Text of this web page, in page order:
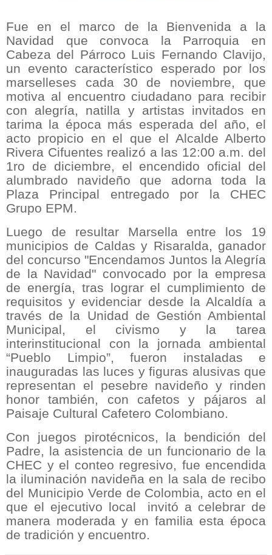
Fue en el marco de la Bienvenida a la
Navidad que convoca la Parroquia en
Cabeza del Párroco Luis Fernando Clavijo,
un evento característico esperado por los
marselleses cada 30 de noviembre, que
motiva al encuentro ciudadano para recibir
con alegría, natilla y artistas invitados en
tarima la época más esperada del año, el
acto propicio en el que el Alcalde Alberto
Rivera Cifuentes realizó a las 12:00 a.m. del
1ro de diciembre, el encendido oficial del
alumbrado navideño que adorna toda la
Plaza Principal entregado por la CHEC
Grupo EPM.
Luego de resultar Marsella entre los 19
municipios de Caldas y Risaralda, ganador
del concurso "Encendamos Juntos la Alegría
de la Navidad" convocado por la empresa
de energía, tras lograr el cumplimiento de
requisitos y evidenciar desde la Alcaldía a
través de la Unidad de Gestión Ambiental
Municipal, el civismo y la tarea
interinstitucional con la jornada ambiental
“Pueblo Limpio”, fueron instaladas e
inauguradas las luces y figuras alusivas que
representan el pesebre navideño y rinden
honor también, con cafetos y pájaros al
Paisaje Cultural Cafetero Colombiano.
Con juegos pirotécnicos, la bendición del
Padre, la asistencia de un funcionario de la
CHEC y el conteo regresivo, fue encendida
la iluminación navideña en la sala de recibo
del Municipio Verde de Colombia, acto en el
que el ejecutivo local
invitó a celebrar de
manera moderada y en familia esta época
de tradición y encuentro.